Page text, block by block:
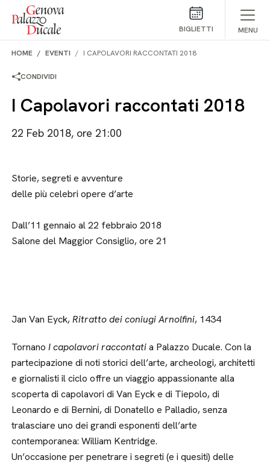
Salta al contenuto
BIGLIETTI MENU
HOME EVENTI I CAPOLAVORI RACCONTATI 2018
CONDIVIDI
I Capolavori raccontati 2018
22 Feb 2018, ore 21:00
Storie, segreti e avventure
delle più celebri opere d’arte
Dall’11 gennaio al 22 febbraio 2018
Salone del Maggior Consiglio, ore 21
Jan Van Eyck,Ritratto dei coniugi Arnolfini, 1434
TornanoI capolavori raccontatia Palazzo Ducale. Con la
partecipazione di noti storici dell’arte, archeologi, architetti
e giornalisti il ciclo offre un viaggio appassionante alla
scoperta di capolavori di Van Eyck e di Tiepolo, di
Leonardo e di Bernini, di Donatello e Palladio, senza
tralasciare uno dei grandi esponenti dell’arte
contemporanea: William Kentridge.
Un’occasione per penetrare i segreti (e i quesiti) delle